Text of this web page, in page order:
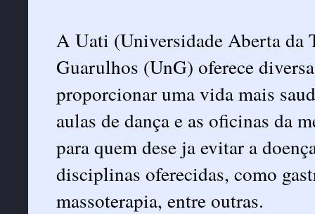
A Uati (Universidade Aberta da
Guarulhos (UnG) oferece
proporcionar uma vida mais
aulas de dança e as oficinas da
para quem dese ja evitar a
disciplinas oferecidas, como
massoterapia, entre outras.